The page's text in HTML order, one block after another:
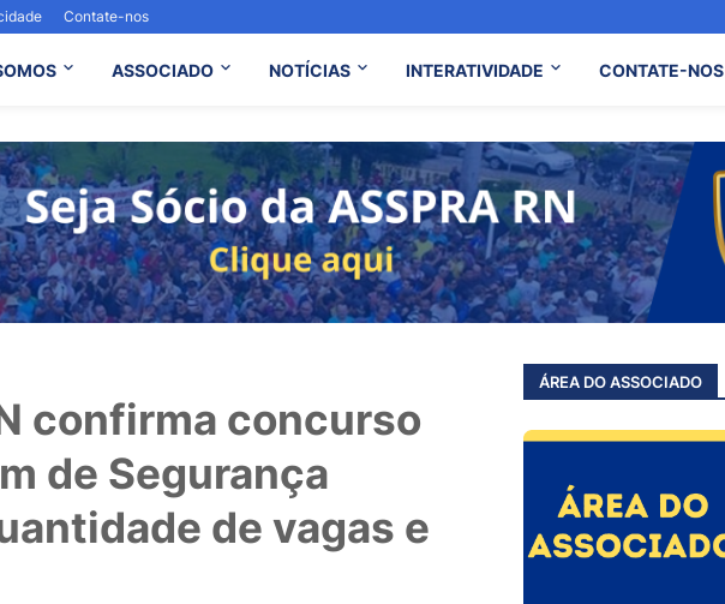
Contate-nos
ASSOCIADO NOTÍCIAS INTERATIVIDADE CONTATE-NOS
confirma concurso
de Segurança
de vagas e
ÁREA DO ASSOCIADO